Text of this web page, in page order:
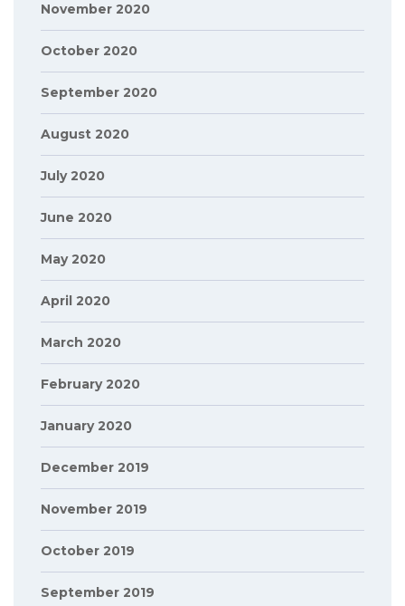
November 2020
October 2020
September 2020
August 2020
July 2020
June 2020
May 2020
April 2020
March 2020
February 2020
January 2020
December 2019
November 2019
October 2019
September 2019